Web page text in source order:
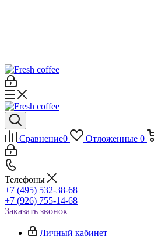
Сравнение0 Отложенные 0
Телефоны
+7 (495) 532-38-68
+7 (926) 755-14-68
Заказать звонок
Личный кабинет